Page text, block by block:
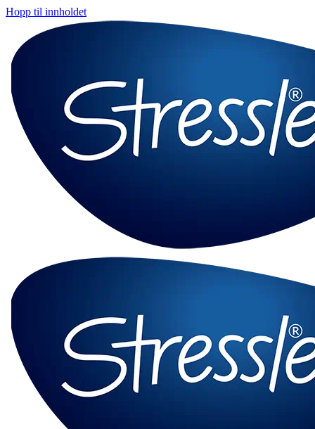
Hopp til innholdet